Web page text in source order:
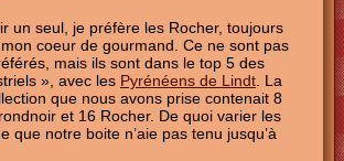
un seul, je préfère les Rocher, toujours
coeur de gourmand. Ce ne sont pas
mais ils sont dans le top 5 des
», avec les Pyrénéens de Lindt. La
que nous avons prise contenait 8
et 16 Rocher. De quoi varier les
que notre boite n’aie pas tenu jusqu’à